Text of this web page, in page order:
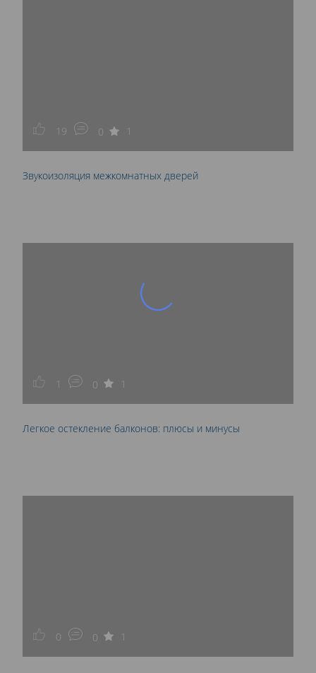
19 0 1
Звукоизоляция межкомнатных дверей
1 0 1
Легкое остекление балконов: плюсы и минусы
0 0 1